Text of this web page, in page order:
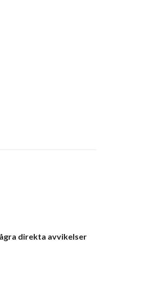
direkta avvikelser